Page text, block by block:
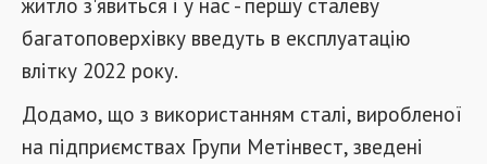
багатоповерхівку введуть в експлуатацію
влітку 2022 року.
Додамо, що з використанням сталі, виробленої
на підприємствах Групи Метінвест, зведені